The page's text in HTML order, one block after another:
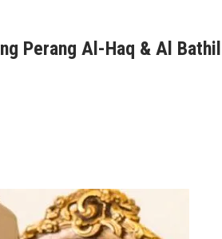
Perang Al-Haq & Al Bathil